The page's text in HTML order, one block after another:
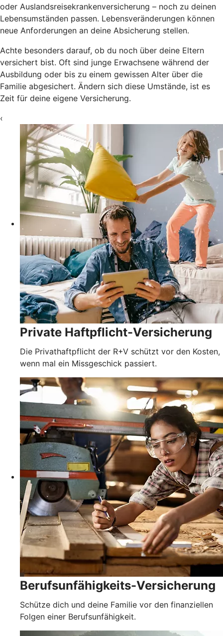
oder Auslandsreisekrankenversicherung – noch zu deinen
Lebensumständen passen. Lebensveränderungen können
neue Anforderungen an deine Absicherung stellen.
Achte besonders darauf, ob du noch über deine Eltern
versichert bist. Oft sind junge Erwachsene während der
Ausbildung oder bis zu einem gewissen Alter über die
Familie abgesichert. Ändern sich diese Umstände, ist es
Zeit für deine eigene Versicherung.
‹
Private Haftpflicht-Versicherung
Die Privathaftpflicht der R+V schützt vor den Kosten,
wenn mal ein Missgeschick passiert.
Berufsunfähigkeits-Versicherung
Schütze dich und deine Familie vor den finanziellen
Folgen einer Berufsunfähigkeit.